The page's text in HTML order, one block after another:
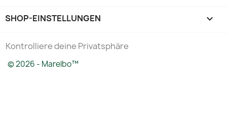
SHOP-EINSTELLUNGEN keyboard_arrow_down
Kontrolliere deine Privatsphäre
© 2026 - Marelbo™